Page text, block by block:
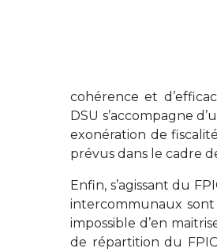
cohérence et
DSU s’accompagne
exonération de
prévus dans le cadre
Enfin, s’agissant du
intercommunaux
impossible d’en
de répartition du